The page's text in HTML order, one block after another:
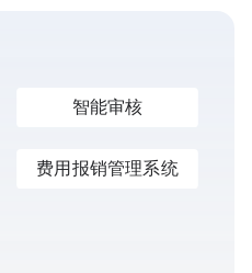
智能审核
费用报销管理系统